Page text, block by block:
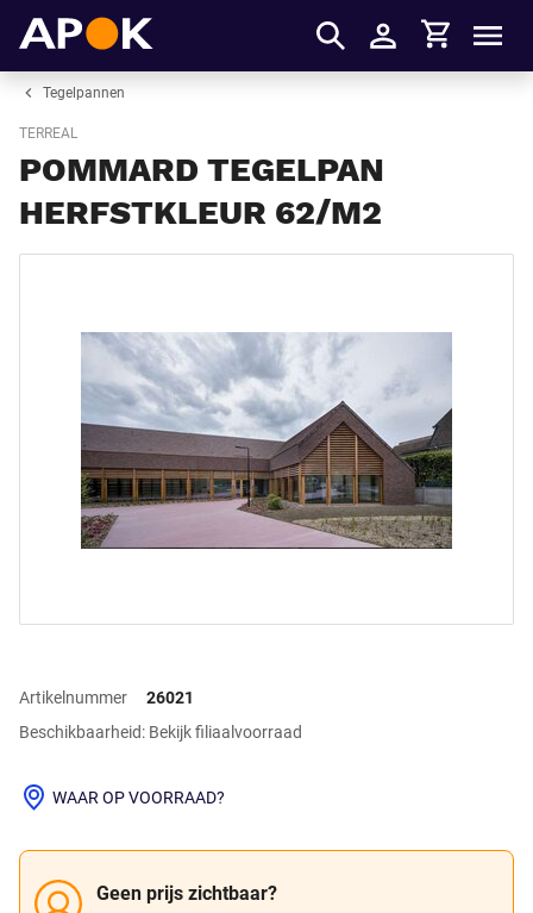
Inloggen
Winkelmandje
Tegelpannen
TERREAL
POMMARD TEGELPAN
HERFSTKLEUR 62/M2
Artikelnummer
26021
Beschikbaarheid: Bekijk filiaalvoorraad
Geen prijs zichtbaar?
WAAR OP VOORRAAD?